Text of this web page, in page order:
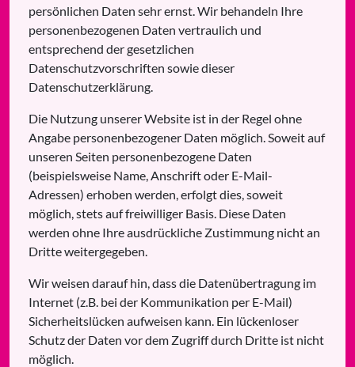
persönlichen Daten sehr ernst. Wir behandeln Ihre
personenbezogenen Daten vertraulich und
entsprechend der gesetzlichen
Datenschutzvorschriften sowie dieser
Datenschutzerklärung.
Die Nutzung unserer Website ist in der Regel ohne
Angabe personenbezogener Daten möglich. Soweit auf
unseren Seiten personenbezogene Daten
(beispielsweise Name, Anschrift oder E-Mail-
Adressen) erhoben werden, erfolgt dies, soweit
möglich, stets auf freiwilliger Basis. Diese Daten
werden ohne Ihre ausdrückliche Zustimmung nicht an
Dritte weitergegeben.
Wir weisen darauf hin, dass die Datenübertragung im
Internet (z.B. bei der Kommunikation per E-Mail)
Sicherheitslücken aufweisen kann. Ein lückenloser
Schutz der Daten vor dem Zugriff durch Dritte ist nicht
möglich.